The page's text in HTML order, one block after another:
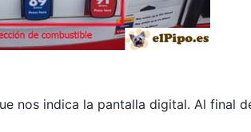
nos indica la pantalla digital. Al final